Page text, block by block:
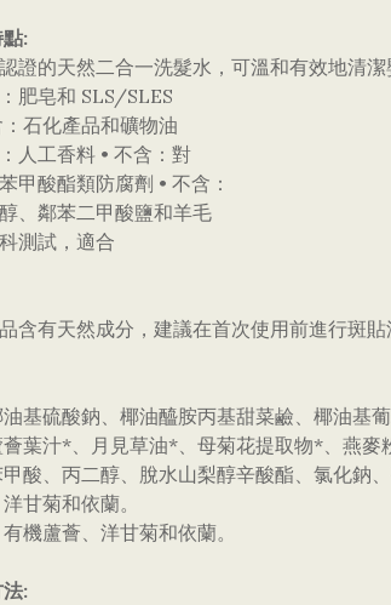
:
證的天然二合一洗髮水，可溫和有效地清
肥皂和 SLS/SLES
石化產品和礦物油
人工香料 • 不含：對
甲酸酯類防腐劑 • 不含：
、鄰苯二甲酸鹽和羊毛
測試，適合
含有天然成分，建議在首次使用前進行斑
基硫酸鈉、椰油醯胺丙基甜菜鹼、椰油基
葉汁*、月見草油*、母菊花提取物*、燕
酸、丙二醇、脫水山梨醇辛酸酯、氯化鈉
甘菊和依蘭。
機蘆薈、洋甘菊和依蘭。
: